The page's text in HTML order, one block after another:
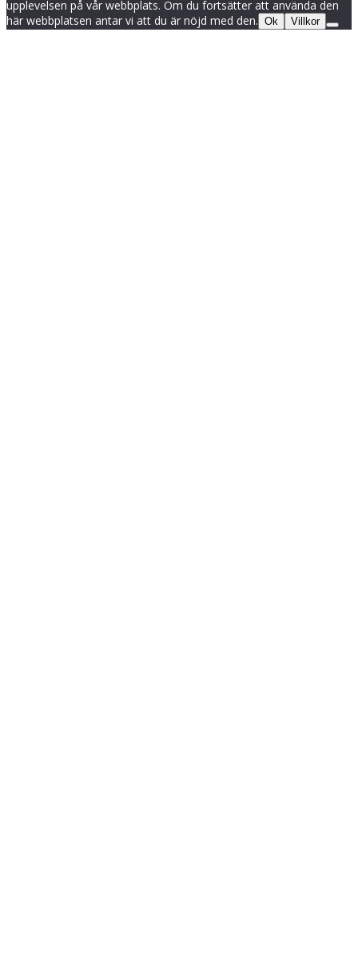
upplevelsen på vår webbplats. Om du fortsätter att använda den
här webbplatsen antar vi att du är nöjd med den. Ok Villkor